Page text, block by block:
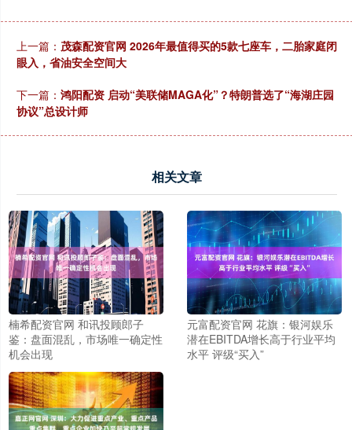
上一篇： 茂森配资官网 2026年最值得买的5款七座车，二胎家庭闭
眼入，省油安全空间大
下一篇： 鸿阳配资 启动“美联储MAGA化”？特朗普选了“海湖庄园
协议”总设计师
相关文章
楠希配资官网 和讯投顾郎子
鉴：盘面混乱，市场唯一确定性
机会出现
元富配资官网 花旗：银河娱乐
潜在EBITDA增长高于行业平均
水平 评级“买入”